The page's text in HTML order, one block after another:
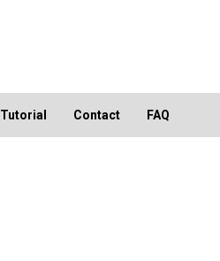
Tutorial Contact FAQ